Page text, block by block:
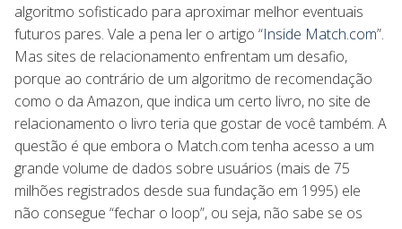
algoritmo sofisticado para aproximar melhor eventuais
futuros pares. Vale a pena ler o artigo “Inside Match.com”.
Mas sites de relacionamento enfrentam um desafio,
porque ao contrário de um algoritmo de recomendação
como o da Amazon, que indica um certo livro, no site de
relacionamento o livro teria que gostar de você também. A
questão é que embora o Match.com tenha acesso a um
grande volume de dados sobre usuários (mais de 75
milhões registrados desde sua fundação em 1995) ele
não consegue “fechar o loop”, ou seja, não sabe se os